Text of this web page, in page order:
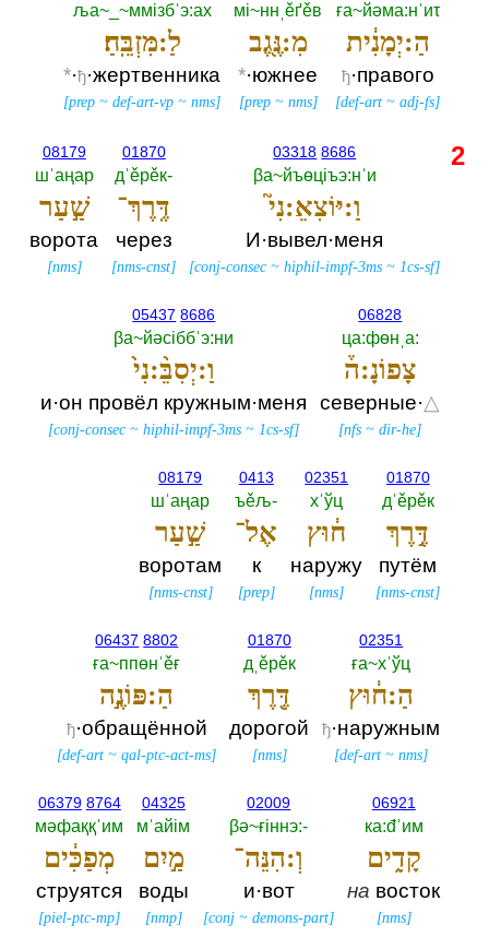
ға~йәма:нˈиτ
הַ:יְמָנִ֔ית
ђ·правого
[def-art ~adj-fs]
мi~ннˌěґěв
מִ:נֶּ֖גֶב
*·южнее
[prep~ nms]
ља~_~ммiзбˈэ:ах
לַ:מִּזְבֵּֽחַ׃
*·ђ·жертвенника
[prep ~def-art-vp ~nms]
03318 8686
βа~йъөцiъэ:нˈи
וַ:יּוֹצִאֵ:נִי֮
И·вывел·меня
[conj-consec ~hiphil-impf-3ms ~1cs-sf]
01870
дˈěрěк-‎
דֶּֽרֶךְ־
через
[nms-cnst]
08179
шˈаңар
שַׁ֣עַר
ворота
[nms]
06828
ца:фөнˌа:‎
צָפוֹנָ:ה֒
северные·△
[nfs ~dir-he]
05437 8686
βа~йәсiббˈэ:ни
וַ:יְסִבֵּ֨:נִי֙
и·он провёл кружным·меня
[conj-consec ~hiphil-impf-3ms ~1cs-sf]
01870
дˈěрěк
דֶּ֣רֶךְ
путём
[nms-cnst]
02351
хˈўц
ח֔וּץ
наружу
[nms]
0413
ъěљ-‎
אֶל־
к
[prep]
08179
шˈаңар
שַׁ֣עַר
воротам
[nms-cnst]
02351
ға~хˈўц
הַ:ח֔וּץ
ђ·наружным
[def-art ~nms]
01870
дˌěрěк
דֶּ֖רֶךְ
дорогой
[nms]
06437 8802
ға~ппөнˈěғ
הַ:פּוֹנֶ֣ה
ђ·обращённой
[def-art ~qal-ptc-act-ms]
06921
ка:đˈим
קָדִ֑ים
на восток
[nms]
02009
βә~ғiннэ:-‎
וְ:הִנֵּה־
и·вот
[conj ~demons-part]
04325
мˈайiм
מַ֣יִם
воды
[nmp]
06379 8764
мәфаққˈим
מְפַכִּ֔ים
струятся
[piel-ptc-mp]
2